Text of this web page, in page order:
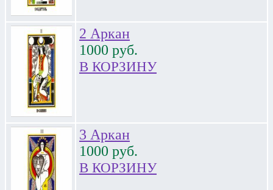
2 Аркан
1000 руб.
В КОРЗИНУ
3 Аркан
1000 руб.
В КОРЗИНУ